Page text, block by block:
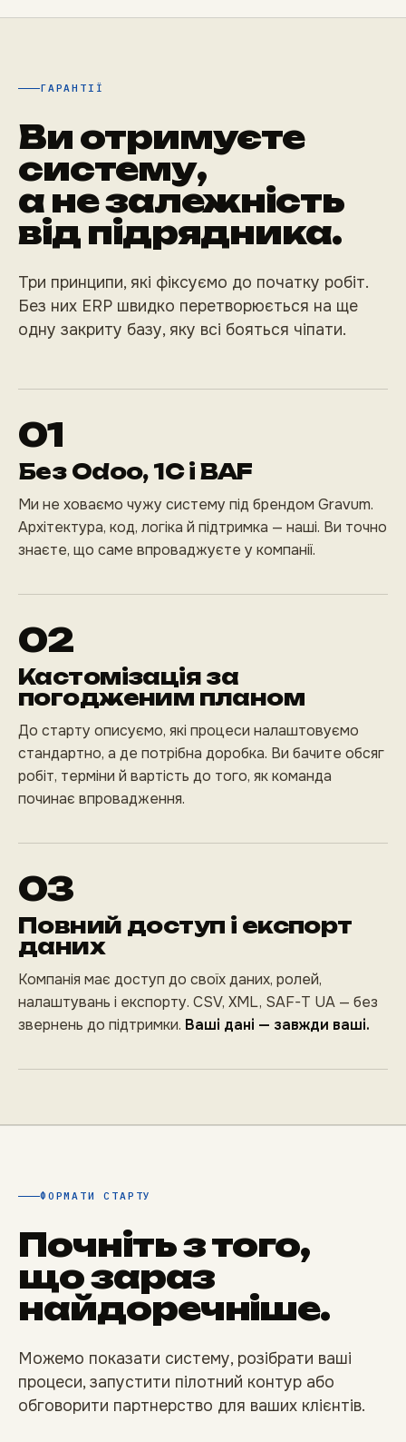
ГАРАНТІЇ
Ви отримуєте
систему,
а не залежність
від підрядника.
Три принципи, які фіксуємо до початку робіт.
Без них ERP швидко перетворюється на ще
одну закриту базу, яку всі бояться чіпати.
01
Без Odoo, 1С і BAF
Ми не ховаємо чужу систему під брендом Gravum.
Архітектура, код, логіка й підтримка — наші. Ви точно
знаєте, що саме впроваджуєте у компанії.
02
Кастомізація за
погодженим планом
До старту описуємо, які процеси налаштовуємо
стандартно, а де потрібна доробка. Ви бачите обсяг
робіт, терміни й вартість до того, як команда
починає впровадження.
03
Повний доступ і експорт
даних
Компанія має доступ до своїх даних, ролей,
налаштувань і експорту. CSV, XML, SAF-T UA — без
звернень до підтримки. Ваші дані — завжди ваші.
ФОРМАТИ СТАРТУ
Почніть з того,
що зараз
найдоречніше.
Можемо показати систему, розібрати ваші
процеси, запустити пілотний контур або
обговорити партнерство для ваших клієнтів.